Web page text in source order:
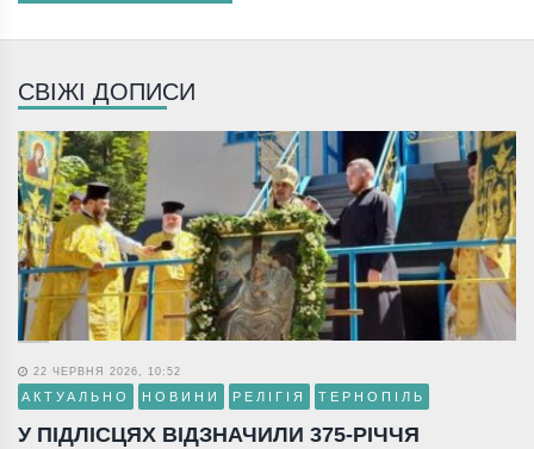
СВІЖІ ДОПИСИ
22 ЧЕРВНЯ 2026, 10:52
АКТУАЛЬНО НОВИНИ РЕЛІГІЯ ТЕРНОПІЛЬ
У ПІДЛІСЦЯХ ВІДЗНАЧИЛИ 375-РІЧЧЯ